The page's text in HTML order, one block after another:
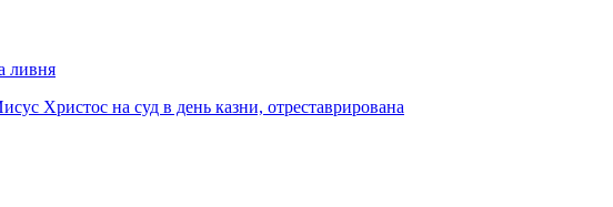
ливня
Христос на суд в день казни, отреставрирована